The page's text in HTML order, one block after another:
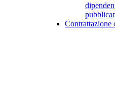
Contrattazione